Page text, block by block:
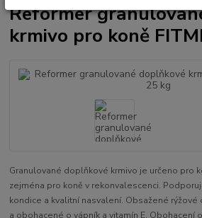
Reformer
krmivo pro koně
Granulované doplňkové krmivo je určeno pro
zejména pro koně v rekonvalescenci.
kondice a kvalitní nasvalení. Obsažené
a obohacené o vápník a vitamín E. Obohacení